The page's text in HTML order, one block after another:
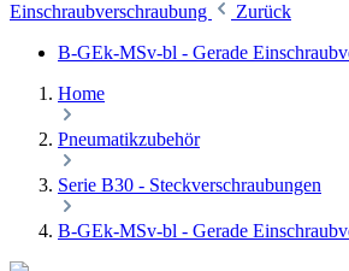
Einschraubverschraubung
Zurück
B-GEk-MSv-bl - Gerade
Home
Pneumatikzubehör
Serie B30 - Steckverschraubungen
B-GEk-MSv-bl - Gerade